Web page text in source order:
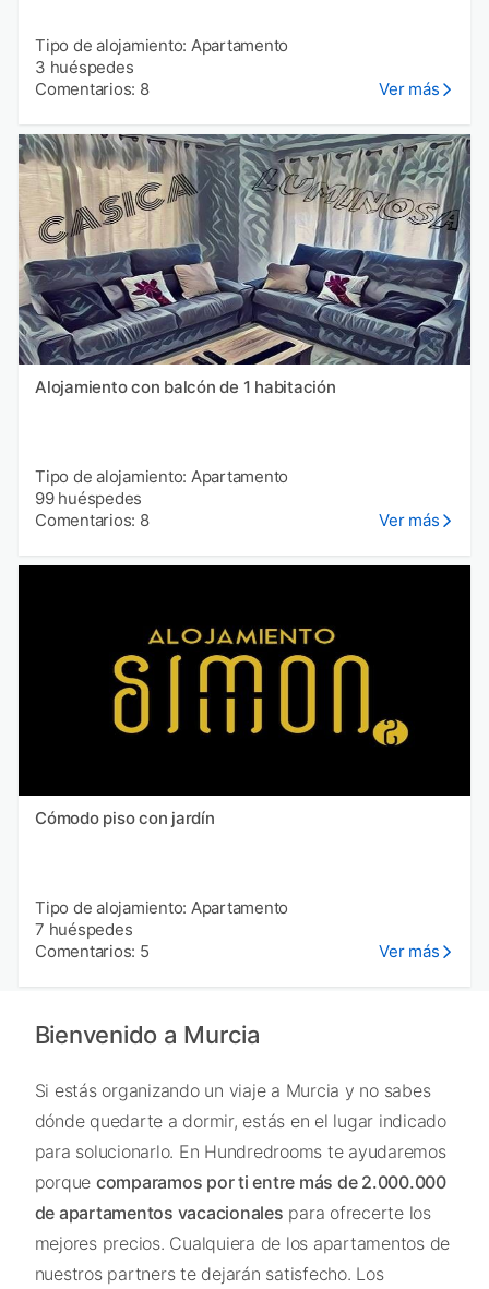
Tipo de alojamiento: Apartamento
3 huéspedes
Comentarios: 8
Ver más
Alojamiento con balcón de 1 habitación
Tipo de alojamiento: Apartamento
99 huéspedes
Comentarios: 8
Ver más
Cómodo piso con jardín
Tipo de alojamiento: Apartamento
7 huéspedes
Comentarios: 5
Ver más
Bienvenido a Murcia
Si estás organizando un viaje a Murcia y no sabes
dónde quedarte a dormir, estás en el lugar indicado
para solucionarlo. En Hundredrooms te ayudaremos
porque comparamos por ti entre más de 2.000.000
de apartamentos vacacionales para ofrecerte los
mejores precios. Cualquiera de los apartamentos de
nuestros partners te dejarán satisfecho. Los